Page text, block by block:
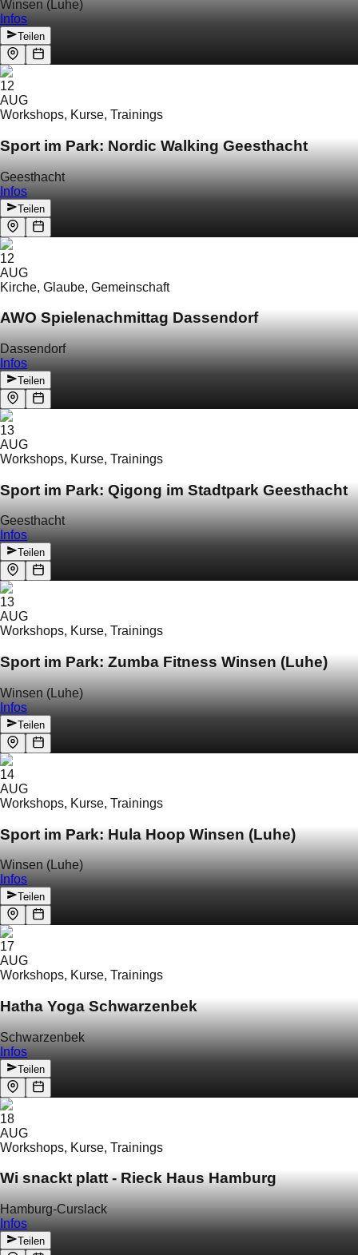
Winsen (Luhe)
Infos
Teilen
12
AUG
Workshops, Kurse, Trainings
Sport im Park: Nordic Walking Geesthacht
Geesthacht
Infos
Teilen
12
AUG
Kirche, Glaube, Gemeinschaft
AWO Spielenachmittag Dassendorf
Dassendorf
Infos
Teilen
13
AUG
Workshops, Kurse, Trainings
Sport im Park: Qigong im Stadtpark Geesthacht
Geesthacht
Infos
Teilen
13
AUG
Workshops, Kurse, Trainings
Sport im Park: Zumba Fitness Winsen (Luhe)
Winsen (Luhe)
Infos
Teilen
14
AUG
Workshops, Kurse, Trainings
Sport im Park: Hula Hoop Winsen (Luhe)
Winsen (Luhe)
Infos
Teilen
17
AUG
Workshops, Kurse, Trainings
Hatha Yoga Schwarzenbek
Schwarzenbek
Infos
Teilen
18
AUG
Workshops, Kurse, Trainings
Wi snackt platt - Rieck Haus Hamburg
Hamburg-Curslack
Infos
Teilen